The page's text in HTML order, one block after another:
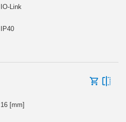
IO-Link
IP40
16 [mm]